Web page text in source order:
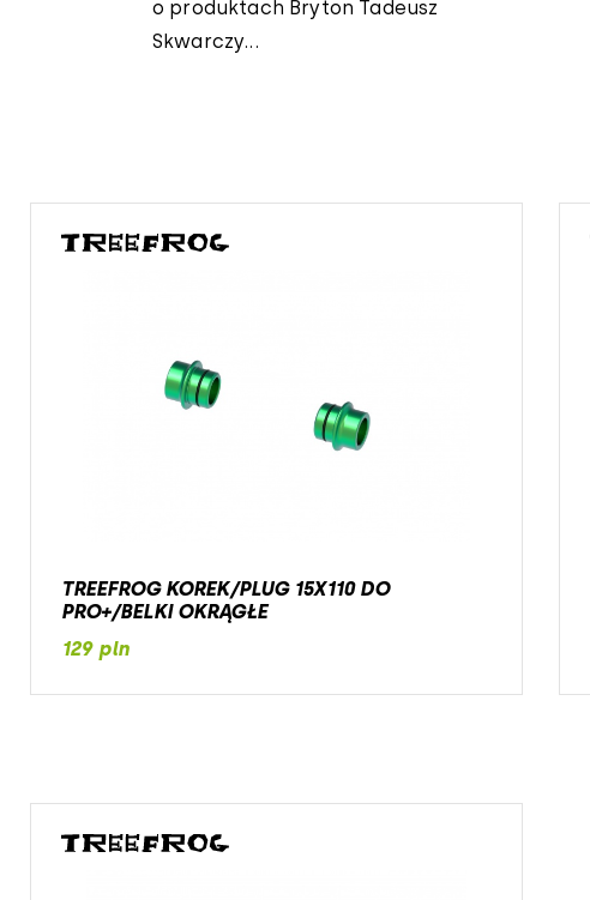
o produktach Bryton Tadeusz
Skwarczy...
TREEFROG KOREK/PLUG 15X110 DO
PRO+/BELKI OKRĄGŁE
129 pln